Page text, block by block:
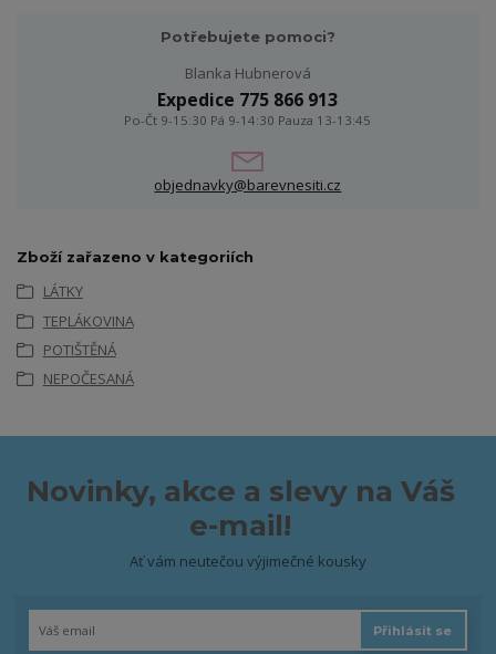
Potřebujete pomoci?
Blanka Hubnerová
Expedice 775 866 913
Po-Čt 9-15:30 Pá 9-14:30 Pauza 13-13:45
objednavky@barevnesiti.cz
Zboží zařazeno v kategoriích
LÁTKY
TEPLÁKOVINA
POTIŠTĚNÁ
NEPOČESANÁ
Novinky, akce a slevy na Váš
e-mail!
Ať vám neutečou výjimečné kousky
Přihlásit se